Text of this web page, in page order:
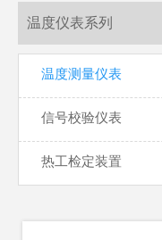
温度仪表系列
温度测量仪表
信号校验仪表
热工检定装置